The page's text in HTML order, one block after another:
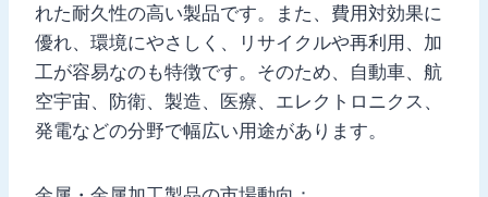
れた耐久性の高い製品です。また、費用対効果に
優れ、環境にやさしく、リサイクルや再利用、加
工が容易なのも特徴です。そのため、自動車、航
空宇宙、防衛、製造、医療、エレクトロニクス、
発電などの分野で幅広い用途があります。